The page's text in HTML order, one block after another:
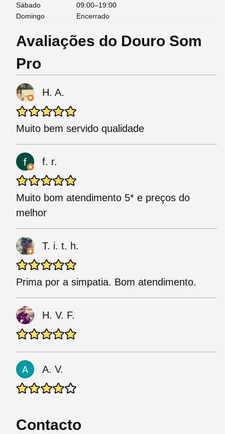
Sábado
09:00–19:00
Domingo
Encerrado
Avaliações do Douro Som
Pro
H. A.
Muito bem servido qualidade
f. r.
Muito bom atendimento 5* e preços do
melhor
T. i. t. h.
Prima por a simpatia. Bom atendimento.
H. V. F.
A. V.
Contacto